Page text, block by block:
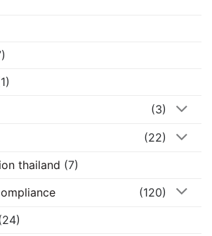
(3)
(22)
thailand (7)
(120)